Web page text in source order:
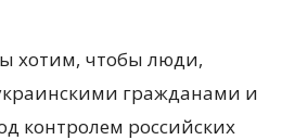
хотим, чтобы люди,
гражданами и
контролем российских